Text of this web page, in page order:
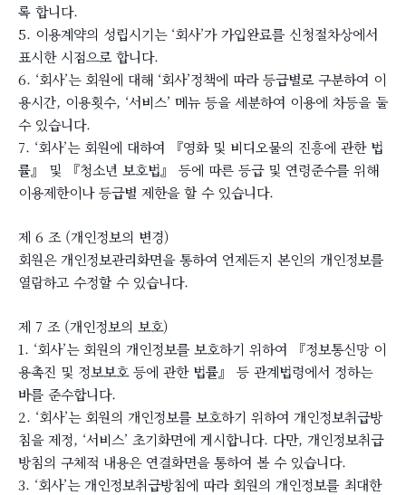
록 합니다.
5. 이용계약의 성립시기는 ‘회사’가 가입완료를 신청절차상에서
표시한 시점으로 합니다.
6. ‘회사’는 회원에 대해 ‘회사’정책에 따라 등급별로 구분하여 이
용시간, 이용횟수, ‘서비스’ 메뉴 등을 세분하여 이용에 차등을 둘
수 있습니다.
7. ‘회사’는 회원에 대하여 『영화 및 비디오물의 진흥에 관한 법
률』 및 『청소년 보호법』 등에 따른 등급 및 연령준수를 위해
이용제한이나 등급별 제한을 할 수 있습니다.
제 6 조 (개인정보의 변경)
회원은 개인정보관리화면을 통하여 언제든지 본인의 개인정보를
열람하고 수정할 수 있습니다.
제 7 조 (개인정보의 보호)
1. ‘회사’는 회원의 개인정보를 보호하기 위하여 『정보통신망 이
용촉진 및 정보보호 등에 관한 법률』 등 관계법령에서 정하는
바를 준수합니다.
2. ‘회사’는 회원의 개인정보를 보호하기 위하여 개인정보취급방
침을 제정, ‘서비스’ 초기화면에 게시합니다. 다만, 개인정보취급
방침의 구체적 내용은 연결화면을 통하여 볼 수 있습니다.
3. ‘회사’는 개인정보취급방침에 따라 회원의 개인정보를 최대한